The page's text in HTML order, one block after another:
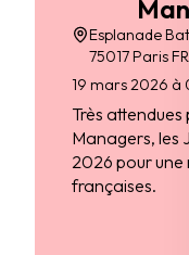
Esplanade
75017 Paris
19 mars 2026 à
Très
Managers, les
2026 pour une
françaises.